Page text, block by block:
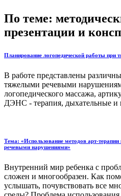
По теме:
презентации и
Планирование логопедической работы при
В работе представлены
тяжелыми речевыми
логопедического массажа,
ДЭНС - терапия, дыхательные и
Тема: «Использование методов арт-терапии
речевыми нарушениями»
Внутренний мир ребенка с
сложен и многообразен. Как
услышать, почувствовать все